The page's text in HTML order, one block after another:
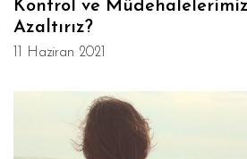
Kontrol ve
Azaltırız?
11 Haziran 2021